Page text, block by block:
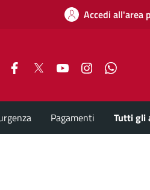
Accedi all'area
Facebook YouTubeInstagram
Pagamenti Tutti gli